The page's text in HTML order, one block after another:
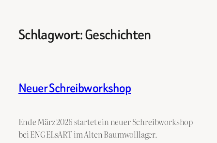
Schlagwort:Geschichten
Neuer Schreibworkshop
Ende März 2026 startet ein neuer Schreibworkshop
bei ENGELsART im Alten Baumwolllager.